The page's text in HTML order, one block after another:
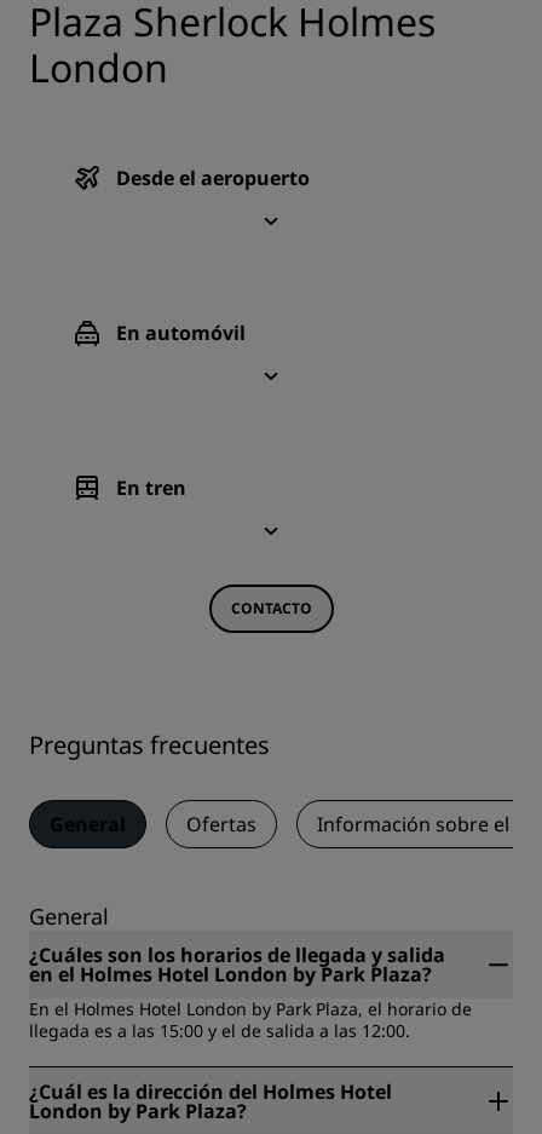
Plaza Sherlock Holmes
London
Desde el aeropuerto
En automóvil
En tren
CONTACTO
Preguntas frecuentes
General Ofertas Información sobre el
General
¿Cuáles son los horarios de llegada y salida
en el Holmes Hotel London by Park Plaza?
En el Holmes Hotel London by Park Plaza, el horario de
llegada es a las 15:00 y el de salida a las 12:00.
¿Cuál es la dirección del Holmes Hotel
London by Park Plaza?